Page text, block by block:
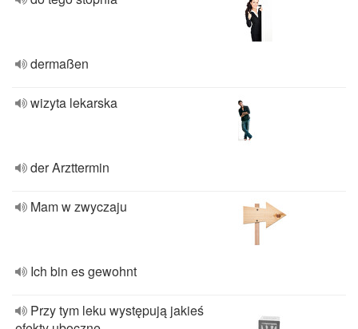
dermaßen
wizyta lekarska
der Arzttermin
Mam w zwyczaju
Ich bin es gewohnt
Przy tym leku występują jakieś